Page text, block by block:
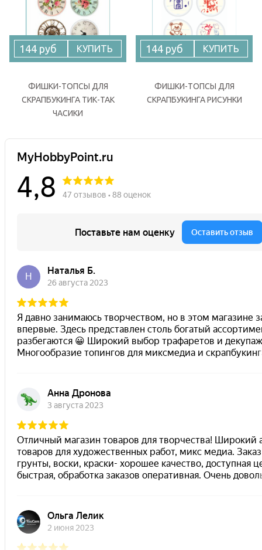
144 руб КУПИТЬ
ФИШКИ-ТОПСЫ ДЛЯ
СКРАПБУКИНГА ТИК-ТАК
ЧАСИКИ
144 руб КУПИТЬ
ФИШКИ-ТОПСЫ ДЛЯ
СКРАПБУКИНГА РИСУНКИ